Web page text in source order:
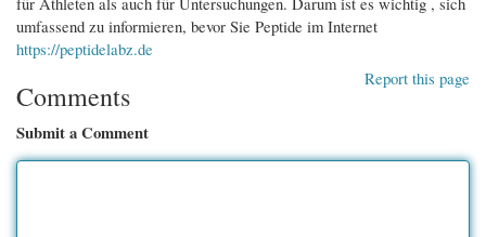
umfassend zu informieren, bevor Sie Peptide im Internet
https://peptidelabz.de
Report this page
Comments
Submit a Comment